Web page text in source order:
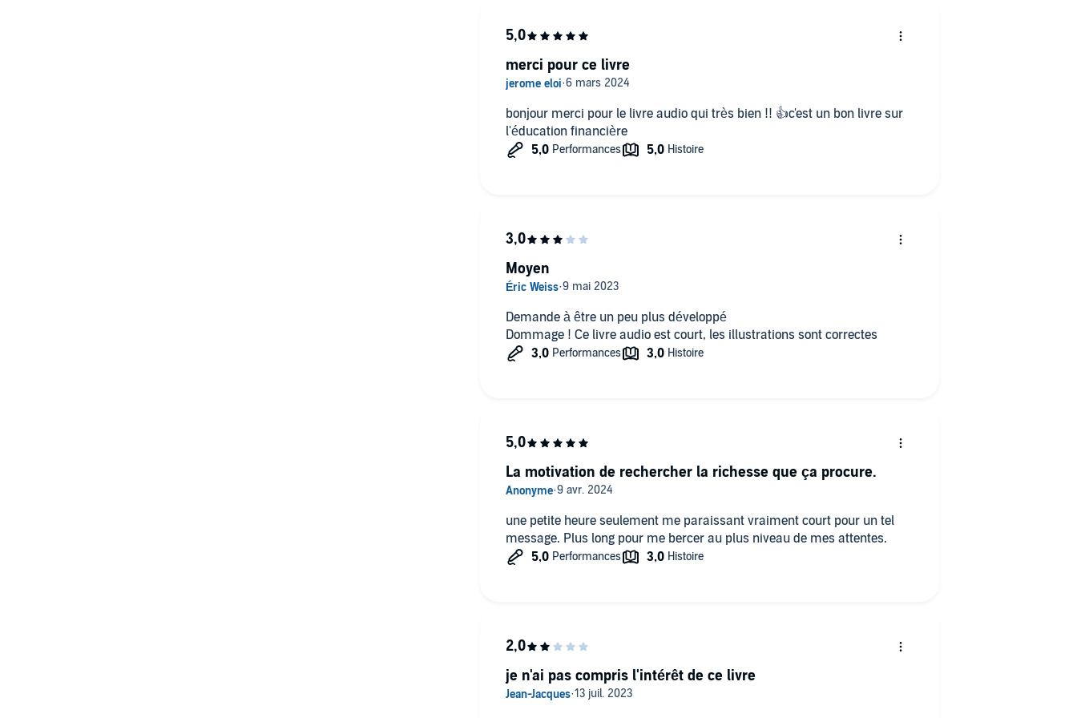
bonjour merci pour le livre audio qui très bien !! 👍c'est un bon livre sur
l'éducation financière
merci pour ce livre
Demande à être un peu plus développé
Dommage ! Ce livre audio est court, les illustrations sont correctes
Moyen
une petite heure seulement me paraissant vraiment court pour un tel
message. Plus long pour me bercer au plus niveau de mes attentes.
La motivation de rechercher la richesse que ça procure.
je n'ai pas compris l'intérêt de ce livre